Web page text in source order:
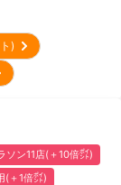
ト)
ソン11店(＋10倍㌽)
(＋1倍㌽)